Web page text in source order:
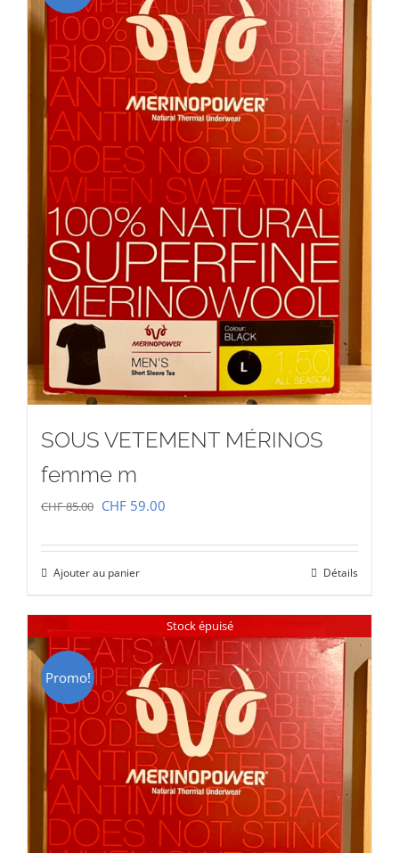
SOUS VETEMENT MÉRINOS
femme m
CHF85.00 Le
était :
CHF 85.00.
CHF 59.00
CHF 59.00.
Ajouter au panier Détails
Stock épuisé
Promo!